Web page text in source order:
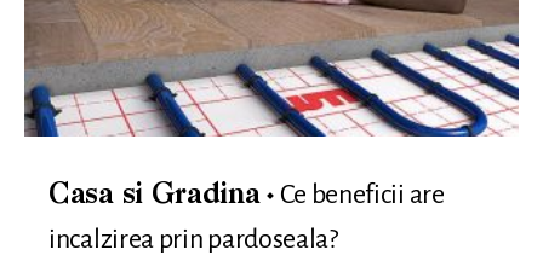
Casa si Gradina
Ce beneficii are
incalzirea prin pardoseala?